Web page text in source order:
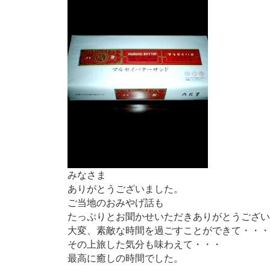
みなさま
ありがとうございました。
ご当地のおみやげ話も
たっぷりとお聞かせいただきありがとうござ
大変、素敵な時間を過ごすことができて・・・
その上旅した気分も味わえて・・・
最高に癒しの時間でした。